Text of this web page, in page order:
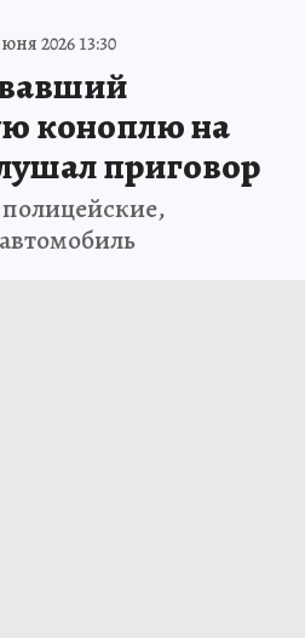
2026 13:30
коноплю на
приговор